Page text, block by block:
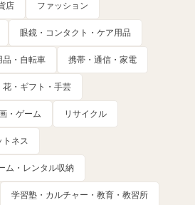
店 ファッション
眼鏡・コンタクト・ケア用品
品・自転車 携帯・通信・家電
花・ギフト・手芸
・ゲーム リサイクル
トネス
ム・レンタル収納
学習塾・カルチャー・教育・教習所